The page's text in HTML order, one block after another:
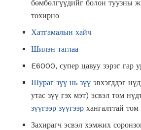
бөмбөлгүүдийг болон туузны
тохирно
Хатгамалын хайч
Шилэн таглаа
E6000, супер цавуу зэрэг гар
Шураг зүү нь зүү эвхэгддэг
утас зүү гэх мэт) эсвэл том
зүүгээр зүүгээр хангалттай
Захирагч эсвэл хэмжих